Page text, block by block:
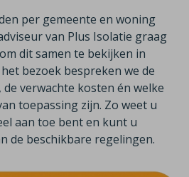
per gemeente en woning
van Plus Isolatie graag
dit samen te bekijken in
bezoek bespreken we de
verwachte kosten én welke
toepassing zijn. Zo weet u
aan toe bent en kunt u
de beschikbare regelingen.